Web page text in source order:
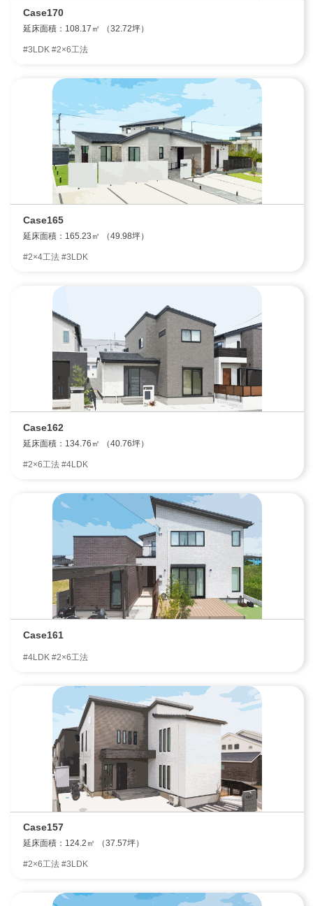
Case170
延床面積：108.17㎡ （32.72坪）
#3LDK #2×6工法
Case165
延床面積：165.23㎡ （49.98坪）
#2×4工法 #3LDK
Case162
延床面積：134.76㎡ （40.76坪）
#2×6工法 #4LDK
Case161
#4LDK #2×6工法
Case157
延床面積：124.2㎡ （37.57坪）
#2×6工法 #3LDK